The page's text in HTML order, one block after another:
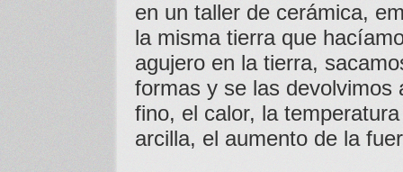
en un taller de cerámica,
la misma tierra que
agujero en la tierra,
formas y se las devolvimos
fino, el calor, la
arcilla, el aumento de la